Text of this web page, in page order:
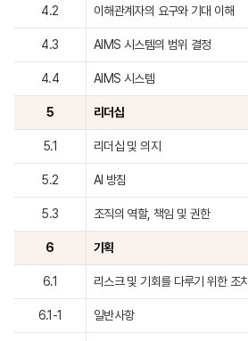
4.2 이해관계자의 요구와 기대 이해
4.3 AIMS 시스템의 범위 결정
4.4 AIMS 시스템
5 리더십
5.1 리더십 및 의지
5.2 AI 방침
5.3 조직의 역할, 책임 및 권한
6 기획
6.1 리스크 및 기회를 다루기 위한 조치
6.1-1 일반사항